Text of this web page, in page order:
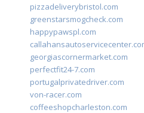
pizzadeliverybristol.com
greenstarsmogcheck.com
happypawspl.com
georgiascornermarket.com
perfectfit24-7.com
portugalprivatedriver.com
von-racer.com
coffeeshopcharleston.com